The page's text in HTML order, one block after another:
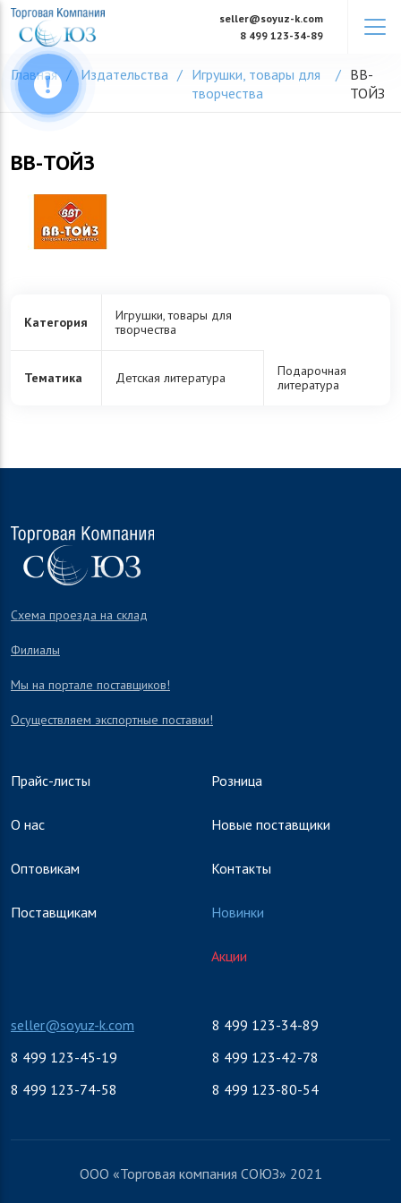
Skip
content
seller@soyuz-k.com
8 499 123-34-89
Главная Издательства
Игрушки, товары для
творчества
ВВ-
ТОЙЗ
ВВ-ТОЙЗ
Категория
Игрушки, товары для
творчества
Тематика Детская литература
Подарочная
литература
Схема проезда на склад
Филиалы
Мы на портале поставщиков!
Осуществляем экспортные поставки!
Прайс-листы
О нас
Оптовикам
Поставщикам
Розница
Новые поставщики
Контакты
Новинки
Акции
seller@soyuz-k.com
8 499 123-34-89
8 499 123-45-19
8 499 123-42-78
8 499 123-74-58
8 499 123-80-54
ООО «Торговая компания СОЮЗ» 2021